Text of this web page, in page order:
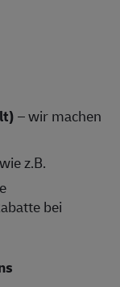
– wir machen
wie z.B.
bei